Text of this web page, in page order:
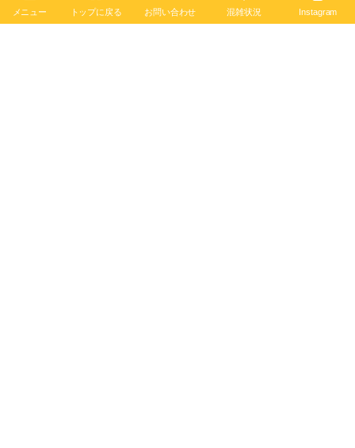
クロノマット
メニュー トップに戻る お問い合わせ 混雑状況 Instagram